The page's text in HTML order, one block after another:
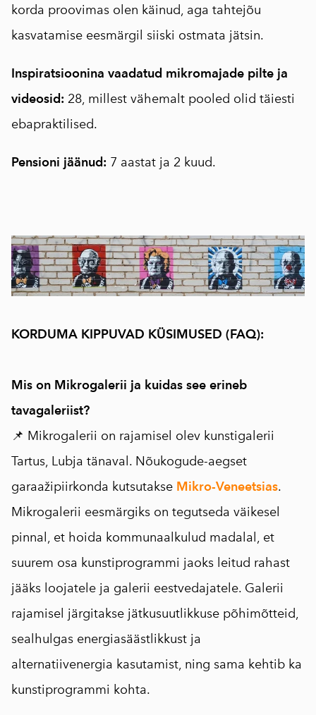
korda proovimas olen käinud, aga tahtejõu
kasvatamise eesmärgil siiski ostmata jätsin.
Inspiratsioonina vaadatud mikromajade pilte ja
videosid: 28, millest vähemalt pooled olid täiesti
ebapraktilised.
Pensioni jäänud: 7 aastat ja 2 kuud.
KORDUMA KIPPUVAD KÜSIMUSED (FAQ):
Mis on Mikrogalerii ja kuidas see erineb
tavagaleriist?
📌 Mikrogalerii on rajamisel olev kunstigalerii
Tartus, Lubja tänaval. Nõukogude-aegset
garaažipiirkonda kutsutakse Mikro-Veneetsias.
Mikrogalerii eesmärgiks on tegutseda väikesel
pinnal, et hoida kommunaalkulud madalal, et
suurem osa kunstiprogrammi jaoks leitud rahast
jääks loojatele ja galerii eestvedajatele. Galerii
rajamisel järgitakse jätkusuutlikkuse põhimõtteid,
sealhulgas energiasäästlikkust ja
alternatiivenergia kasutamist, ning sama kehtib ka
kunstiprogrammi kohta.